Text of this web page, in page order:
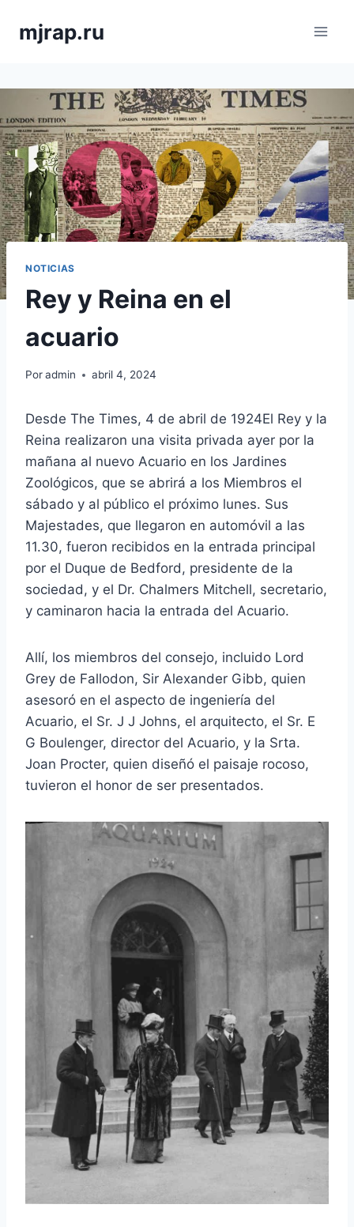
mjrap.ru
NOTICIAS
Rey y Reina en el
acuario
Poradmin abril 4, 2024
Desde The Times, 4 de abril de 1924El Rey y la
Reina realizaron una visita privada ayer por la
mañana al nuevo Acuario en los Jardines
Zoológicos, que se abrirá a los Miembros el
sábado y al público el próximo lunes. Sus
Majestades, que llegaron en automóvil a las
11.30, fueron recibidos en la entrada principal
por el Duque de Bedford, presidente de la
sociedad, y el Dr. Chalmers Mitchell, secretario,
y caminaron hacia la entrada del Acuario.
Allí, los miembros del consejo, incluido Lord
Grey de Fallodon, Sir Alexander Gibb, quien
asesoró en el aspecto de ingeniería del
Acuario, el Sr. J J Johns, el arquitecto, el Sr. E
G Boulenger, director del Acuario, y la Srta.
Joan Procter, quien diseñó el paisaje rocoso,
tuvieron el honor de ser presentados.